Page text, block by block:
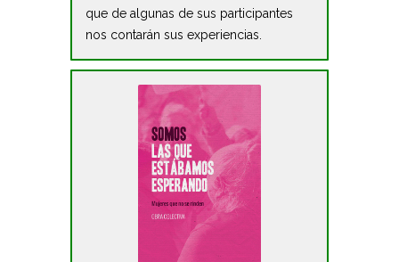
que de algunas de sus participantes
nos contarán sus experiencias.